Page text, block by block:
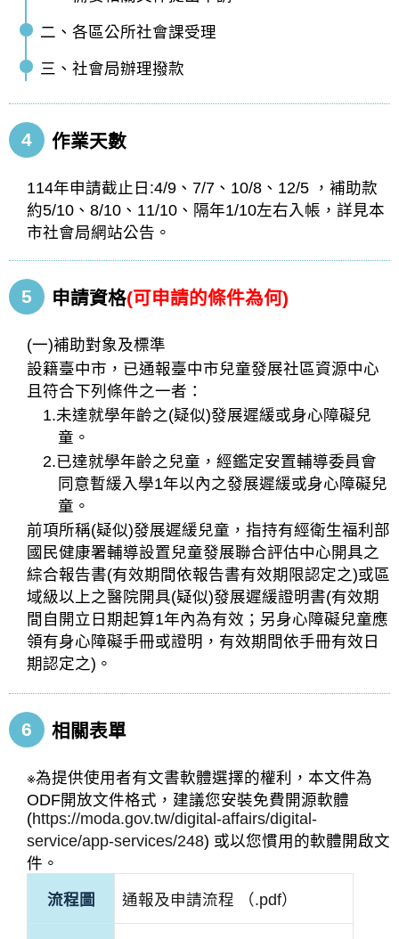
二、各區公所社會課受理
三、社會局辦理撥款
4 作業天數
114年申請截止日:4/9、7/7、10/8、12/5 ，補助款
約5/10、8/10、11/10、隔年1/10左右入帳，詳見本
市社會局網站公告。
5 申請資格(可申請的條件為何)
(一)補助對象及標準
設籍臺中市，已通報臺中市兒童發展社區資源中心
且符合下列條件之一者：
1.未達就學年齡之(疑似)發展遲緩或身心障礙兒
童。
2.已達就學年齡之兒童，經鑑定安置輔導委員會
同意暫緩入學1年以內之發展遲緩或身心障礙兒
童。
前項所稱(疑似)發展遲緩兒童，指持有經衛生福利部
國民健康署輔導設置兒童發展聯合評估中心開具之
綜合報告書(有效期間依報告書有效期限認定之)或區
域級以上之醫院開具(疑似)發展遲緩證明書(有效期
間自開立日期起算1年內為有效；另身心障礙兒童應
領有身心障礙手冊或證明，有效期間依手冊有效日
期認定之)。
6 相關表單
※為提供使用者有文書軟體選擇的權利，本文件為
ODF開放文件格式，建議您安裝免費開源軟體
(https://moda.gov.tw/digital-affairs/digital-
service/app-services/248) 或以您慣用的軟體開啟文
件。
流程圖 通報及申請流程 （.pdf）